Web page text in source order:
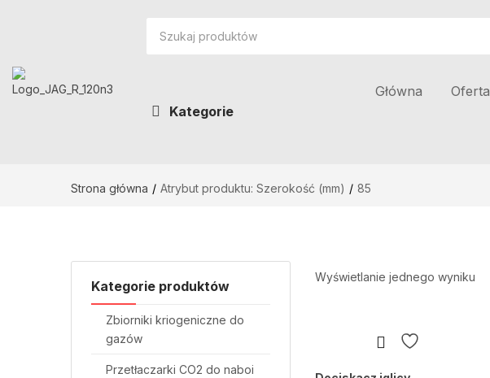
Kategorie
Główna Oferta
Strona główna Atrybut produktu: Szerokość (mm) 85
Kategorie produktów
Zbiorniki kriogeniczne do
gazów
Przetłaczarki CO2 do naboi
Wyświetlanie jednego wyniku